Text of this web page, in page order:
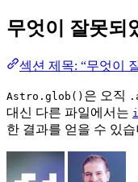
무엇이 잘못되
섹션 제목: “무엇이
Astro.glob() 은 오직
대신 다른 파일에서는
한 결과를 얻을 수 있습